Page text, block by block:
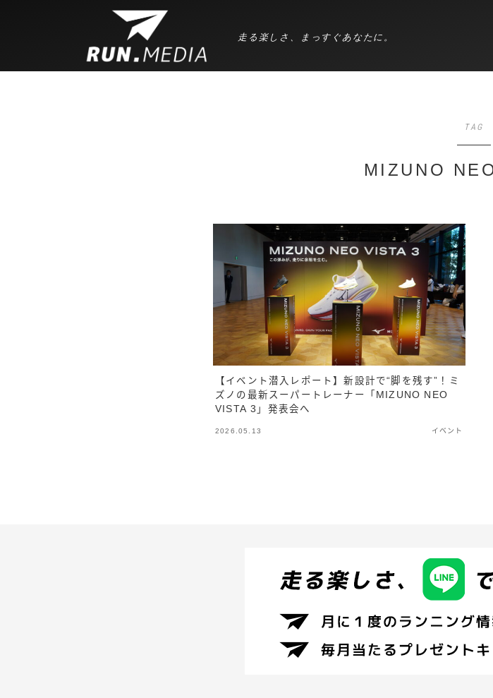
走る楽しさ、まっすぐあなたに。
TAG
MIZUNO
【イベント潜入レポート】新設計で“脚を残す”！ミ
ズノの最新スーパートレーナー「MIZUNO NEO
VISTA 3」発表会へ
2026.05.13 イベント